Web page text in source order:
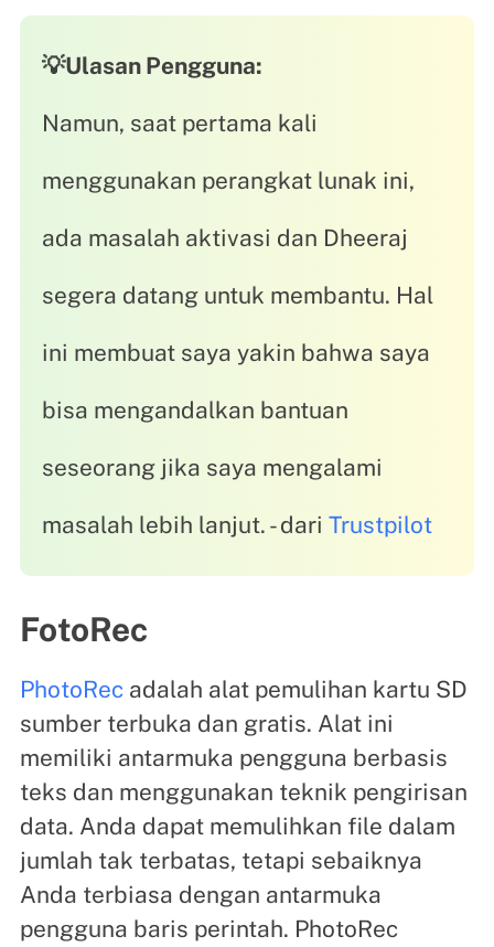
💡Ulasan Pengguna:
Namun, saat pertama kali
menggunakan perangkat lunak ini,
ada masalah aktivasi dan Dheeraj
segera datang untuk membantu. Hal
ini membuat saya yakin bahwa saya
bisa mengandalkan bantuan
seseorang jika saya mengalami
masalah lebih lanjut. - dari Trustpilot
FotoRec
PhotoRecadalah alat pemulihan kartu SD
sumber terbuka dan gratis. Alat ini
memiliki antarmuka pengguna berbasis
teks dan menggunakan teknik pengirisan
data. Anda dapat memulihkan file dalam
jumlah tak terbatas, tetapi sebaiknya
Anda terbiasa dengan antarmuka
pengguna baris perintah. PhotoRec